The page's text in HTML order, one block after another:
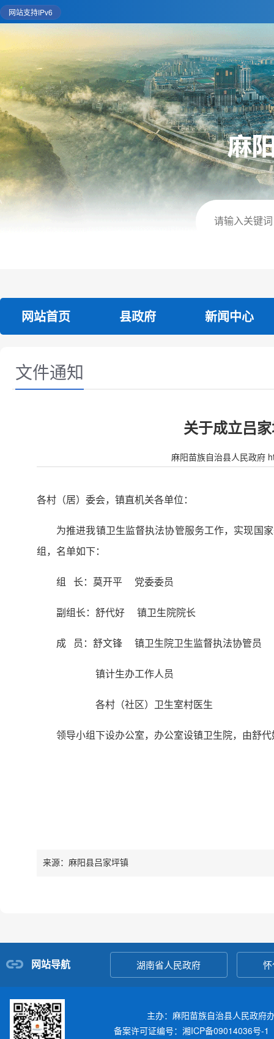
网站支持IPv6
网站首页 县政府 新闻中心
文件通知
关于成立吕
麻阳苗族自治县人民政府
各村（居）委会，镇直机关各单位：
为推进我镇卫生监督执法协管服务工作，实现国
组，名单如下：
组 长：莫开平 党委委员
副组长：舒代好 镇卫生院院长
成 员：舒文锋 镇卫生院卫生监督执法协管员
镇计生办工作人员
各村（社区）卫生室村医生
领导小组下设办公室，办公室设镇卫生院，由舒
来源：麻阳县吕家坪镇
网站导航 湖南省人民政府
主办：麻阳苗族自治县人民政
备案许可证编号：湘ICP备09014036号-1